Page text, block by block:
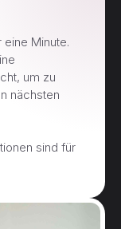
Minute.
um zu
nächsten
sind für